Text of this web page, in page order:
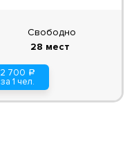
2 700 a
за 1 чел.
Свободно
28 мест